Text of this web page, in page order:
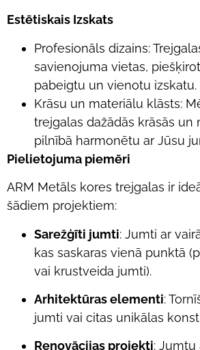
Estētiskais Izskats
Profesionāls dizains:
savienojuma vietas,
pabeigtu un vienotu izskatu.
Krāsu un materiālu klāsts:
trejgalas dažādās krāsās un
pilnībā harmonētu ar Jūsu
Pielietojuma piemēri
ARM Metāls kores trejgalas ir
šādiem projektiem:
Sarežģīti jumti: Jumti ar
kas saskaras vienā punktā
vai krustveida jumti).
Arhitektūras elementi:
jumti vai citas unikālas
Renovācijas projekti: Jumtu